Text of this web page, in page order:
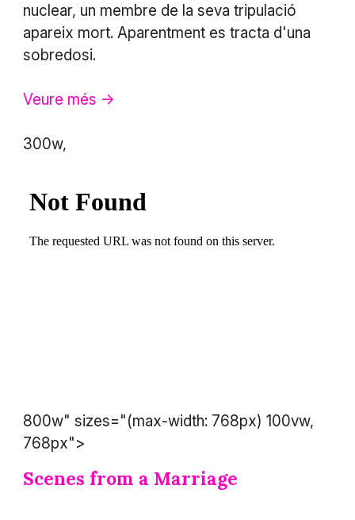
nuclear, un membre de la seva tripulació
apareix mort. Aparentment es tracta d'una
sobredosi.
Veure més ->
300w,
800w" sizes="(max-width: 768px) 100vw,
768px">
Scenes from a Marriage